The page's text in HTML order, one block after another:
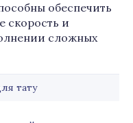
обеспечить
скорость и
сложных
тату